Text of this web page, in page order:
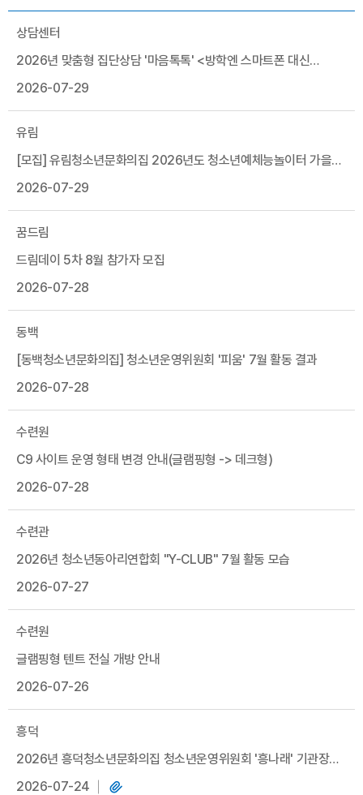
상담센터
2026년 맞춤형 집단상담 '마음톡톡' <방학엔 스마트폰 대신
보드게임! 죽전 보드게임 리그> 참가자 모집
2026-07-29
유림
[모집] 유림청소년문화의집 2026년도 청소년예체능놀이터 가을
학기 참가자 모집
2026-07-29
꿈드림
드림데이 5차 8월 참가자 모집
2026-07-28
동백
[동백청소년문화의집] 청소년운영위원회 '피움' 7월 활동 결과
2026-07-28
수련원
C9 사이트 운영 형태 변경 안내(글램핑형 -> 데크형)
2026-07-28
수련관
2026년 청소년동아리연합회 "Y-CLUB" 7월 활동 모습
2026-07-27
수련원
글램핑형 텐트 전실 개방 안내
2026-07-26
흥덕
2026년 흥덕청소년문화의집 청소년운영위원회 '흥나래' 기관장
간담회 건의사항 및 조치사항
2026-07-24